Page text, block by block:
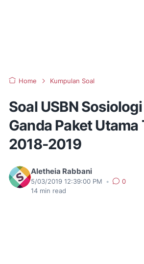
Home Kumpulan Soal
Soal USBN
Ganda Paket Utama
2018-2019
Aletheia Rabbani
5/03/2019 12:39:00 PM •
0
14 min read